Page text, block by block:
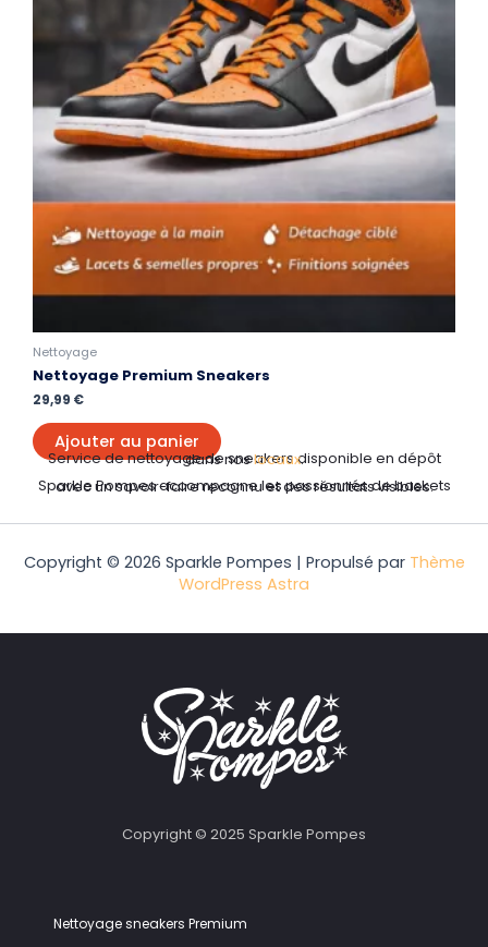
Nettoyage
Nettoyage Premium Sneakers
29,99 €
Ajouter au panier
Service de nettoyage de sneakers disponible en dépôt dans noslocaux.
Sparkle Pompes accompagne les passionnés de baskets avec un savoir-faire reconnu et des résultats visibles.
Copyright © 2026 Sparkle Pompes | Propulsé par Thème
WordPress Astra
Copyright © 2025 Sparkle Pompes
Nettoyage sneakers Premium